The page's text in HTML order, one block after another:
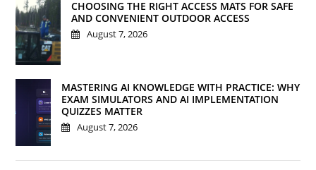
CHOOSING THE RIGHT ACCESS MATS FOR SAFE
AND CONVENIENT OUTDOOR ACCESS
August 7, 2026
MASTERING AI KNOWLEDGE WITH PRACTICE: WHY
EXAM SIMULATORS AND AI IMPLEMENTATION
QUIZZES MATTER
August 7, 2026